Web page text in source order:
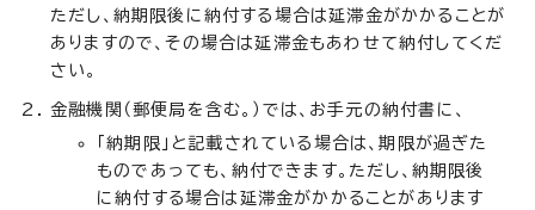
ただし、納期限後に納付する場合は延滞金がかかることが
ありますので、その場合は延滞金もあわせて納付してくだ
さい。
金融機関（郵便局を含む。）では、お手元の納付書に、
「納期限」と記載されている場合は、期限が過ぎた
ものであっても、納付できます。ただし、納期限後
に納付する場合は延滞金がかかることがあります